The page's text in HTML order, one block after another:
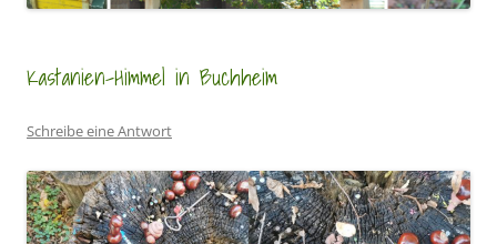
Kastanien-Himmel in Buchheim
Schreibe eine Antwort